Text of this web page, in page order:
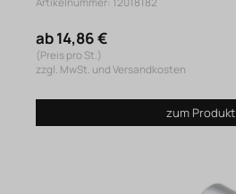
Artikelnummer: 12018182
ab 14,86 €
(Preis pro St.)
zzgl. MwSt. und Versandkosten
zum Produkt